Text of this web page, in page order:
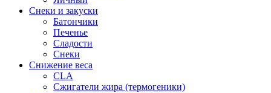
Снеки и закуски
Батончики
Печенье
Сладости
Снеки
Снижение веса
CLA
Сжигатели жира (термогеники)